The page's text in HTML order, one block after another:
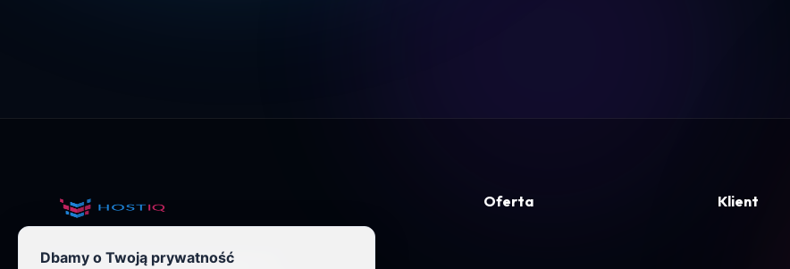
Nowoczesny hosting dla wymagających.
Oferta Klient
Dbamy o Twoją prywatność